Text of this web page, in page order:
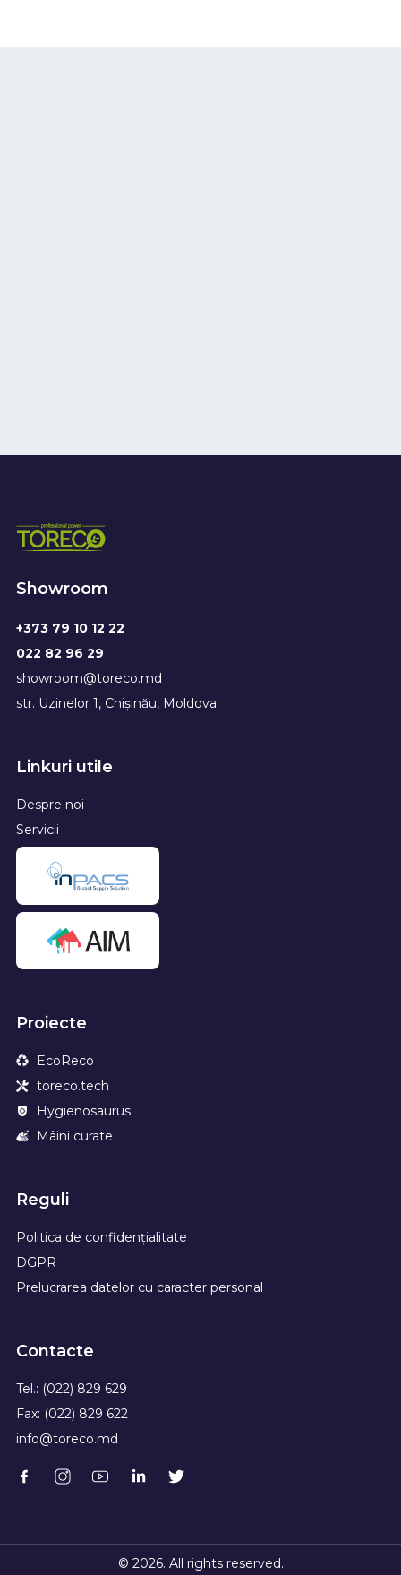
Showroom
+373 79 10 12 22
022 82 96 29
showroom@toreco.md
str. Uzinelor 1, Chișinău, Moldova
Linkuri utile
Despre noi
Servicii
Proiecte
EcoReco
toreco.tech
Hygienosaurus
Mâini curate
Reguli
Politica de confidențialitate
DGPR
Prelucrarea datelor cu caracter personal
Contacte
Tel.: (022) 829 629
Fax: (022) 829 622
info@toreco.md
© 2026. All rights reserved.